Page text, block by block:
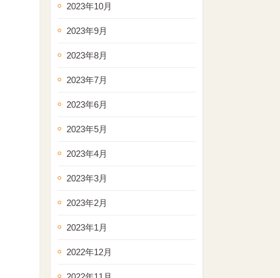
2023年10月
2023年9月
2023年8月
2023年7月
2023年6月
2023年5月
2023年4月
2023年3月
2023年2月
2023年1月
2022年12月